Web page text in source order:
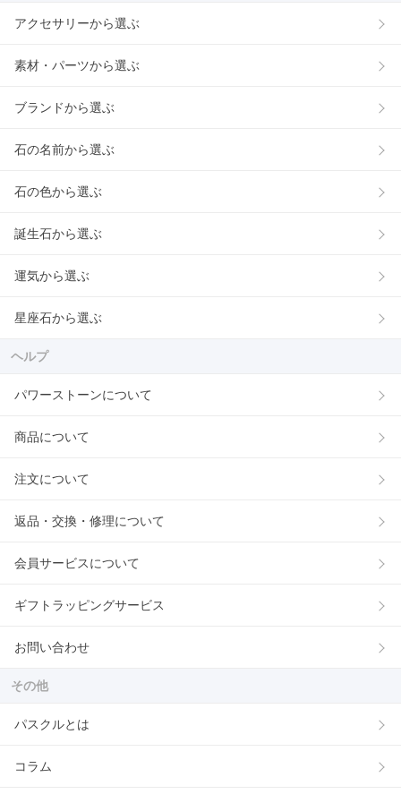
アクセサリーから選ぶ
素材・パーツから選ぶ
ブランドから選ぶ
石の名前から選ぶ
石の色から選ぶ
誕生石から選ぶ
運気から選ぶ
星座石から選ぶ
ヘルプ
パワーストーンについて
商品について
注文について
返品・交換・修理について
会員サービスについて
ギフトラッピングサービス
お問い合わせ
その他
パスクルとは
コラム